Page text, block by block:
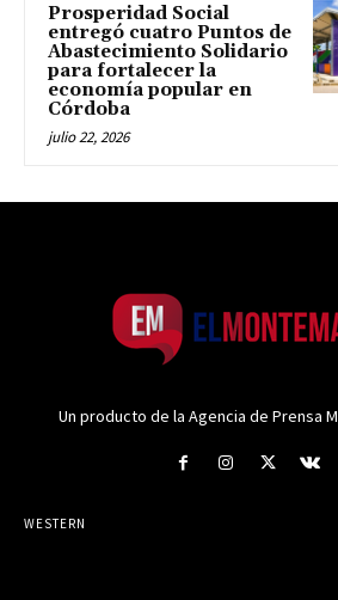
Prosperidad Social
entregó cuatro Puntos de
Abastecimiento Solidario
para fortalecer la
economía popular en
Córdoba
julio 22, 2026
Un producto de la Agencia de Prensa
WESTERN